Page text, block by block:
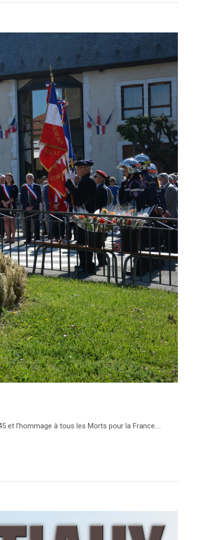
et l’hommage à tous les Morts pour la France....